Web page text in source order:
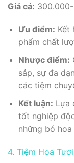
Giá cả:
Ưu điểm: Kết
phẩm chất
Nhược điểm:
sáp, sự đa
các tiệm
Kết luận: Lựa
tốt nghiệp
những bó
4. Tiệm Hoa